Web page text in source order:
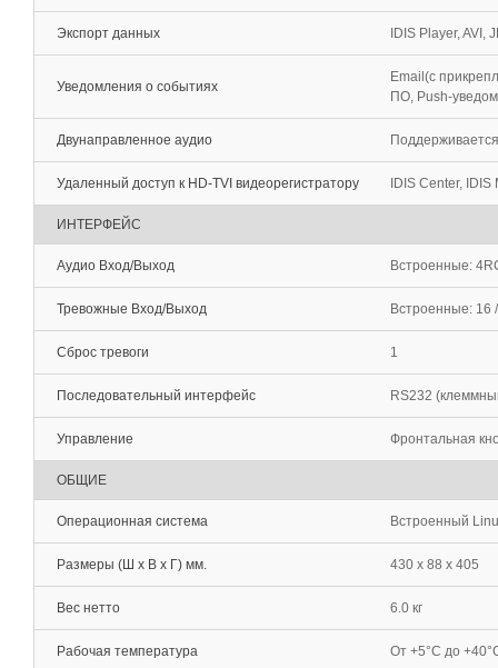
Экспорт данных IDIS Player, AVI,
Уведомления о событиях
Email(с
ПО, Push-
Двунаправленное аудио Поддерживается
Удаленный доступ к HD-TVI видеорегистратору IDIS Center,
ИНТЕРФЕЙС
Аудио Вход/Выход Встроенные:
Тревожные Вход/Выход Встроенные: 16
Сброс тревоги 1
Последовательный интерфейс RS232
Управление Фронтальная
ОБЩИЕ
Операционная система Встроенный
Размеры (Ш х В х Г) мм. 430 x 88 x 405
Вес нетто 6.0 кг
Рабочая температура От +5°С до